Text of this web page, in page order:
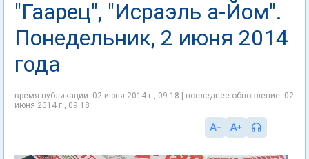
"Гаарец", "Исраэль а-Йом".
Понедельник, 2 июня 2014
года
время публикации: 02 июня 2014 г., 09:18 | последнее обновление: 02
июня 2014 г., 09:18